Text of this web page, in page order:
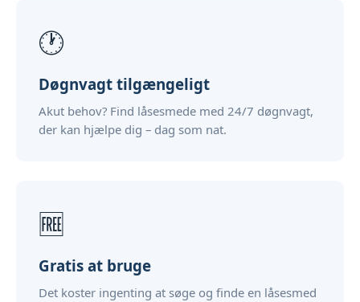
🕐
Døgnvagt tilgængeligt
Akut behov? Find låsesmede med 24/7 døgnvagt,
der kan hjælpe dig – dag som nat.
🆓
Gratis at bruge
Det koster ingenting at søge og finde en låsesmed